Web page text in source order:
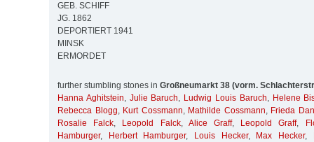
GEB. SCHIFF
JG. 1862
DEPORTIERT 1941
MINSK
ERMORDET
further stumbling stones in Großneumarkt 38 (vorm.
Hanna Aghitstein, Julie Baruch, Ludwig Louis Baruch, Helene
Rebecca Blogg, Kurt Cossmann, Mathilde Cossmann, Frieda
Rosalie Falck, Leopold Falck, Alice Graff, Leopold Graff,
Hamburger, Herbert Hamburger, Louis Hecker, Max Hecker,